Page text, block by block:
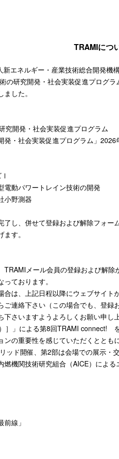
TRAMIにつ
エネルギー・産業技術総合開発機
研究開発・社会実装促進プログラ
した。
究開発・社会実装促進プログラム
発・社会実装促進プログラム」
Ⅰ
電動パワートレイン技術の開発
小野測器
し、併せて登録および解除フォー
す。
メール会員の登録および解除
ております。
は、上記日程以降にウェブサイト
連絡下さい（この場合でも、登録
さいますようよろしくお願い申し
］」による第8回TRAMI connect!
の重要性を感じていただくとと
ド開催、第2部は会場での展示・
機関技術研究組合（AICE）によ
線」